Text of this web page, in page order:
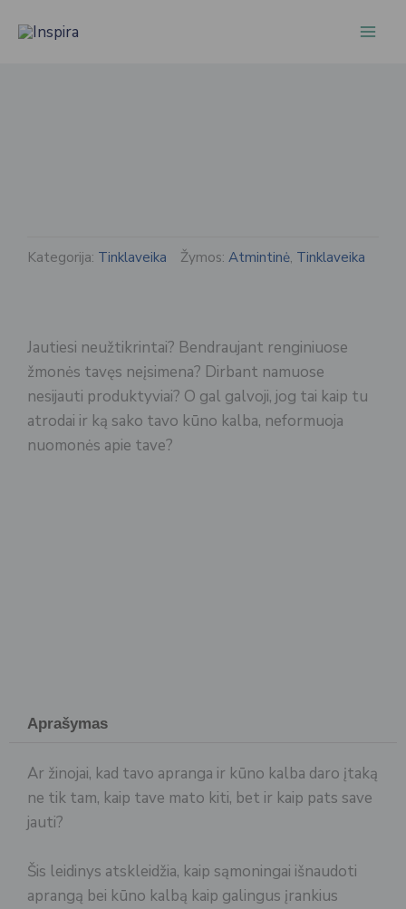
prie
Kategorija: Tinklaveika Žymos: Atmintinė, Tinklaveika
Jautiesi neužtikrintai? Bendraujant renginiuose
žmonės tavęs neįsimena? Dirbant namuose
nesijauti produktyviai? O gal galvoji, jog tai kaip tu
atrodai ir ką sako tavo kūno kalba, neformuoja
nuomonės apie tave?
Aprašymas
Ar žinojai, kad tavo apranga ir kūno kalba daro įtaką
ne tik tam, kaip tave mato kiti, bet ir kaip pats save
jauti?
Šis leidinys atskleidžia, kaip sąmoningai išnaudoti
aprangą bei kūno kalbą kaip galingus įrankius